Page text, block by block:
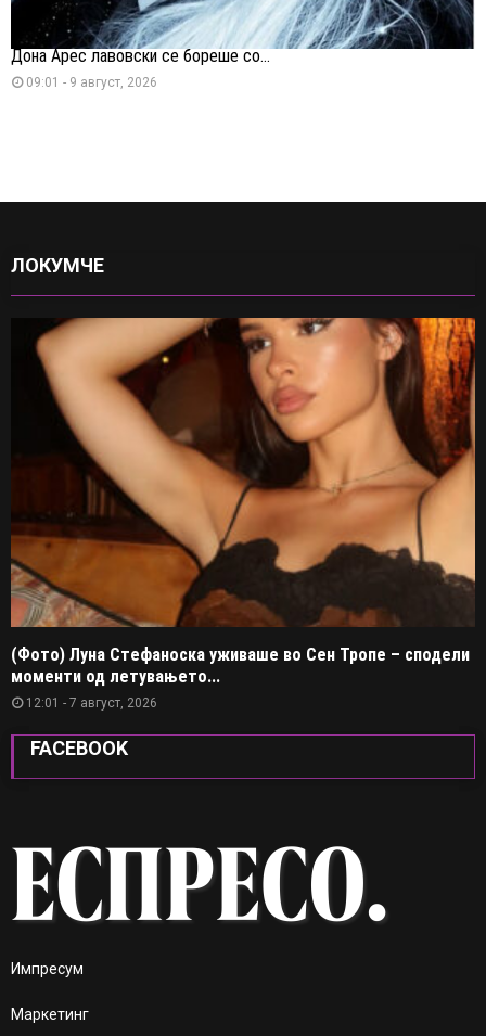
Дона Арес лавовски се бореше со...
09:01 - 9 август, 2026
ЛОКУМЧЕ
(Фото) Луна Стефаноска уживаше во Сен Тропе – сподели
моменти од летувањето...
12:01 - 7 август, 2026
FACEBOOK
Импресум
Маркетинг